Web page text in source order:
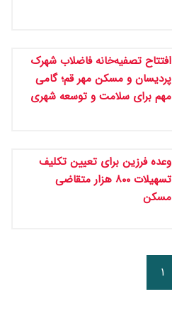
افتتاح تصفیه‌خانه فاضلاب شهرک
پردیسان و مسکن مهر قم؛ گامی
مهم برای سلامت و توسعه شهری
وعده فرزین برای تعیین تکلیف
تسهیلات ۸۰۰ هزار متقاضی
مسکن
۱